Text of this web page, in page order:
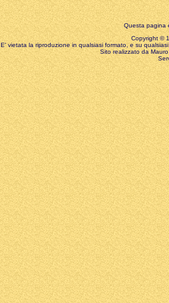
Questa pagina
Copyright ©
E' vietata la riproduzione in qualsiasi formato, e su
Sito realizzato da